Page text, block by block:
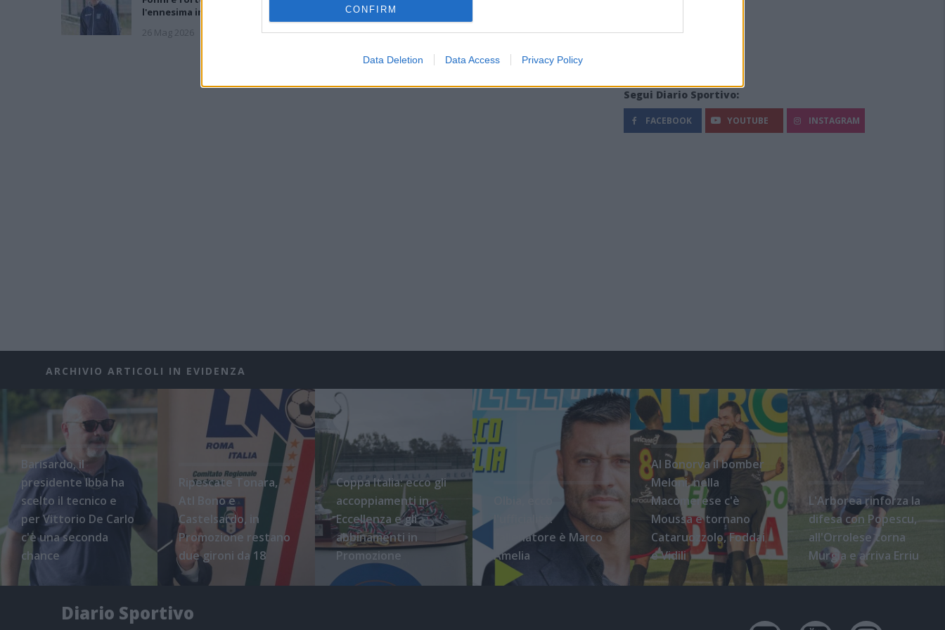
CONFIRM
Data Deletion Data Access Privacy Policy
l'ennesima impresa dei miei ragazzi»
26 Mag 2026
25 Mag 2026
Segui Diario Sportivo:
FACEBOOK YOUTUBE INSTAGRAM
ARCHIVIO ARTICOLI IN EVIDENZA
Barisardo, il
presidente Ibba ha
scelto il tecnico e
per Vittorio De Carlo
c'è una seconda
chance
Ripescate Tonara,
Atl Bono e
Castelsardo, in
Promozione restano
due gironi da 18
Coppa Italia: ecco gli
accoppiamenti in
Eccellenza e gli
abbinamenti in
Promozione
l'ufficialità:
l'allenatore è Marco
Amelia
Al Bonorva il bomber
Meloni, nella
Macomerese c'è
Moussa e tornano
Cataruozzolo, Foddai
e Vidili
L'Arborea rinforza la
difesa con Popescu,
all'Orrolese torna
Murgia e arriva Erriu
Diario Sportivo